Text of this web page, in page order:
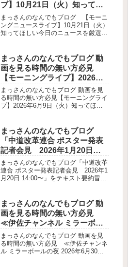
ブ】10月21日（火）知ってほ
しい今日のニュースを厳選！
いさ進一が生解説する新聞情
報 ・ ニュースチェック【 10分
をテキスト要約
まっさんのなんでもブログ 【モーニ
ングニュースライブ】10月21日（火）
知ってほしい今日のニュースを厳選！
ュース / 生配信 】をテキスト要約自
民・維新連立政権と新総理誕生連立の
「閣外協力」への疑問遠藤氏の首相補
佐官兼国対委員長就任連立合意文書の
分析（12項目）いさ氏の総括と懸念公
明新聞の注目記事
まっさんのなんでもブログ 動
画を見る時間の無い方必見
【モーニングライブ】2026年6
月9日（火）知ってほしい今日
のニュースを厳選！いさ進一
が生解説する新聞情報【 15分
中道動画 】をテキスト要約
まっさんのなんでもブログ 動画を見
る時間の無い方必見【モーニングライ
ブ】2026年6月9日（火）知ってほし
治ニュース / 生配信 / 中道動画 】をテ
キスト要約冒頭トーク皇族数の確保に
関する「議長案」提示（本日のメイ
ン）議長案のポイント（立法府の総意
案）今後の流れ配偶者・子どもの扱い
（議論点）災害時の「ペット同行避
難」ガイドライン改定案背景改定案の
内容その他告知
まっさんのなんでもブログ
「中道改革連合 ポスター発表
記者会見 2026年1月20日
14:00〜」をテキスト要約
まっさんのなんでもブログ「中道改革
連合 ポスター発表記者会見 2026年1
月20日 14:00〜」をテキスト要約冒
スターは2種類デザイン意図ブルーを
基調とした背景代表2名の立ち位置・
視線「中道」のロゴが少し動きのある
配置質疑応答の主なポイント「生活者
ファースト」を大きく表示した理由写
真撮影場所他党（例：賛成党の「日本
人ファースト」）との比較意識は？ポ
スターの配布枚数
まっさんのなんでもブログ 動
画を見る時間の無い方必見
≪伊佐チャンネル ミラーボー
ルの夜 2026年6月30日≪【生
配信】政界タブーと世論誘導
のリアル！メディアが報じな
まっさんのなんでもブログ 動画を見
る時間の無い方必見 ≪伊佐チャンネ
ル ミラーボールの夜 2026年6月30日